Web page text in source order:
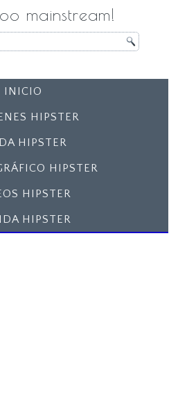
mainstream!
INICIO
HIPSTER
HIPSTER
HIPSTER
HIPSTER
HIPSTER